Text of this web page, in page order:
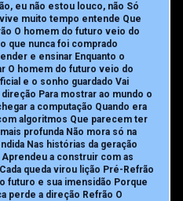
eu não estou louco, não Só
muito tempo entende Que
O homem do futuro veio do
que nunca foi comprado
e ensinar Enquanto o
O homem do futuro veio do
e o sonho guardado Vai
Para mostrar ao mundo o
a computação Quando era
algoritmos Que parecem ter
profunda Não mora só na
Nas histórias da geração
a construir com as
queda virou lição Pré-Refrão
futuro e sua imensidão Porque
perde a direção Refrão O